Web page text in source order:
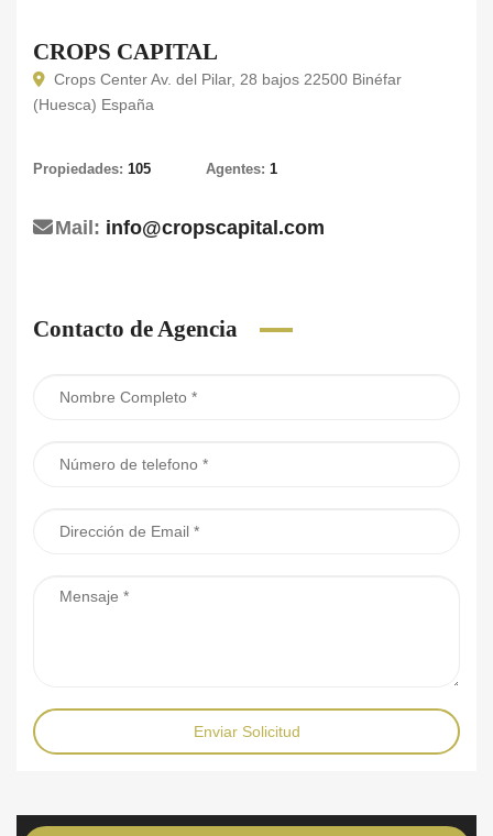
CROPS CAPITAL
Crops Center Av. del Pilar, 28 bajos 22500 Binéfar
(Huesca) España
Propiedades: 105 Agentes: 1
Mail: info@cropscapital.com
Contacto de Agencia
Enviar Solicitud